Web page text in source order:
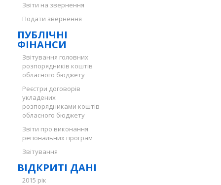
Звіти на звернення
Подати звернення
ПУБЛІЧНІ
ФІНАНСИ
Звітування головних
розпорядників коштів
обласного бюджету
Реєстри договорів
укладених
розпорядниками коштів
обласного бюджету
Звіти про виконання
регіональних програм
Звітування
ВІДКРИТІ ДАНІ
2015 рік